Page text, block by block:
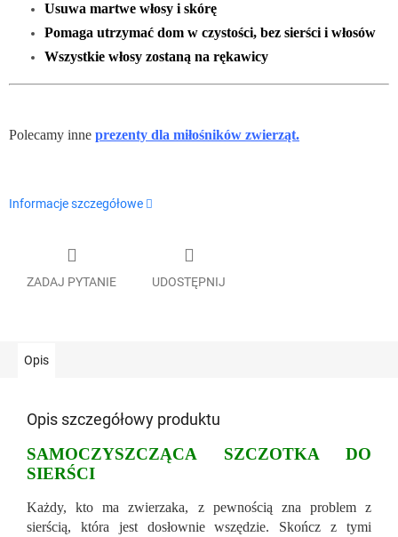
Usuwa martwe włosy i skórę
Pomaga utrzymać dom w czystości, bez sierści i włosów
Wszystkie włosy zostaną na rękawicy
Polecamy inne prezenty dla miłośników zwierząt.
Informacje szczegółowe
ZADAJ PYTANIE UDOSTĘPNIJ
Opis
Opis szczegółowy produktu
SAMOCZYSZCZĄCA SZCZOTKA DO
SIERŚCI
Każdy, kto ma zwierzaka, z pewnością zna problem z
sierścią, która jest dosłownie wszędzie. Skończ z tymi